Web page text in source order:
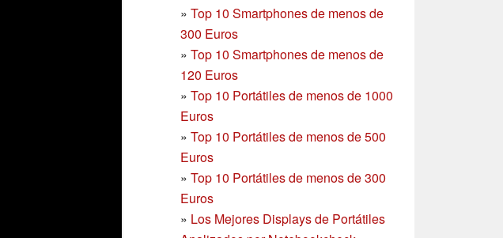
» Top 10 Smartphones de menos de
300 Euros
» Top 10 Smartphonesde menos de
120 Euros
» Top 10 Portátiles de menos de 1000
Euros
» Top 10 Portátiles de menos de 500
Euros
» Top 10 Portátiles de menos de 300
Euros
» Los Mejores Displays de Portátiles